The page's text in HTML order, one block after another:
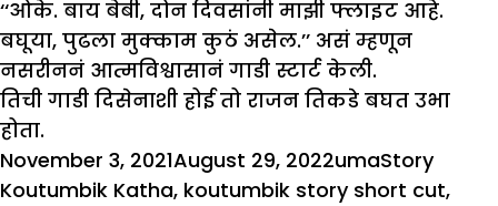
‘‘ओके. बाय बेबी, दोन दिवसांनी माझी फ्लाइट आहे.
बघूया, पुढला मुक्काम कुठं असेल.’’ असं म्हणून
नसरीननं आत्मविश्वासानं गाडी स्टार्ट केली.
तिची गाडी दिसेनाशी होई तो राजन तिकडे बघत उभा
होता.
Posted
on
November 3, 2021August 29, 2022Author
umaCategories
StoryTags
Koutumbik Katha, koutumbik story short cut,